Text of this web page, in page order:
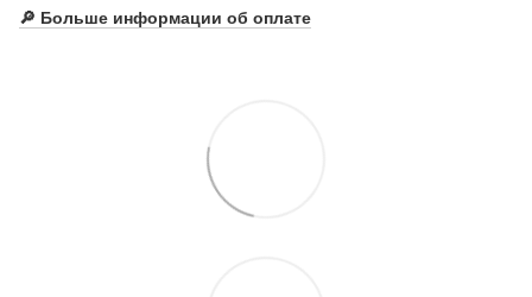
🔎 Больше информации об оплате